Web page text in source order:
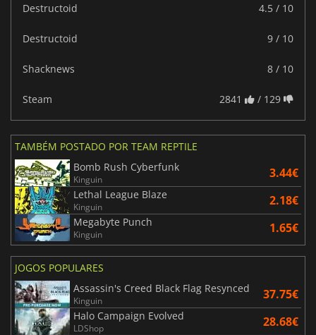
Destructoid 4.5 / 10
Destructoid 9 / 10
Shacknews 8 / 10
Steam 2841 / 129
TAMBÉM POSTADO POR TEAM REPTILE
Bomb Rush Cyberfunk
Kinguin 3.44€
Lethal League Blaze
Kinguin 2.18€
Megabyte Punch
Kinguin 1.65€
JOGOS POPULARES
Assassin's Creed Black Flag Resynced
Kinguin 37.75€
Halo Campaign Evolved
LDShop 28.68€